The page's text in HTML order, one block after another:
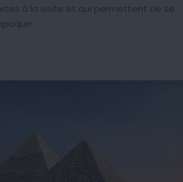
à la visite et qui permettent de se